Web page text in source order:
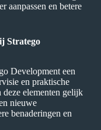
aanpassen en betere
Stratego
Development een
en praktische
elementen gelijk
nieuwe
benaderingen en